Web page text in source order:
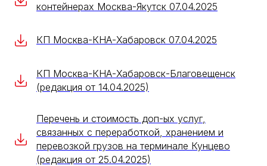
контейнерах Москва-Якутск 07.04.2025
КП Москва-КНА-Хабаровск 07.04.2025
КП Москва-КНА-Хабаровск-Благовещенск
(редакция от 14.04.2025)
Перечень и стоимость доп-ых услуг,
связанных с переработкой, хранением и
перевозкой грузов на терминале Кунцево
(редакция от 25.04.2025)